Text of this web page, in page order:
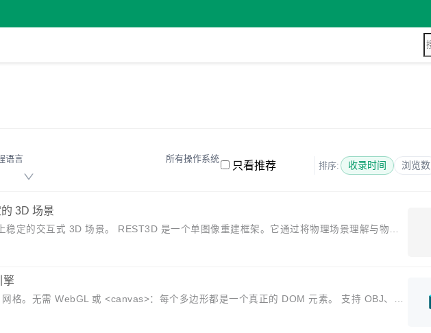
语言 所有操作系统
只看推荐 排序: 收录时间 浏览数
3D 场景
稳定的交互式 3D 场景。 REST3D 是一个单图像重建框架。它通过将物理场景理解与物理
场景。 项目首先引入了一种智能体物理...
擎
格。无需 WebGL 或 <canvas>：每个多边形都是一个真正的 DOM 元素。 支持 OBJ、gl